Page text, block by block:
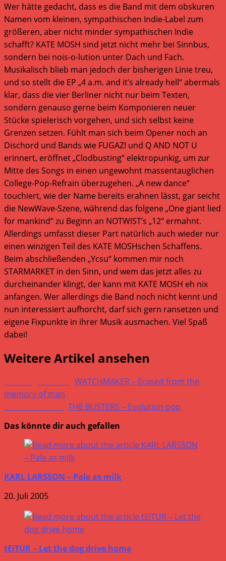
Wer hätte gedacht, dass es die Band mit dem obskuren
Namen vom kleinen, sympathischen Indie-Label zum
größeren, aber nicht minder sympathischen Indie
schafft? KATE MOSH sind jetzt nicht mehr bei Sinnbus,
sondern bei nois-o-lution unter Dach und Fach.
Musikalisch blieb man jedoch der bisherigen Linie treu,
und so stellt die EP „4 a.m. and it’s already hell“ abermals
klar, dass die vier Berliner nicht nur beim Texten,
sondern genauso gerne beim Komponieren neuer
Stücke spielerisch vorgehen, und sich selbst keine
Grenzen setzen. Fühlt man sich beim Opener noch an
Dischord und Bands wie FUGAZI und Q AND NOT U
erinnert, eröffnet „Clodbusting“ elektropunkig, um zur
Mitte des Songs in einen ungewohnt massentauglichen
College-Pop-Refrain überzugehen. „A new dance“
touchiert, wie der Name bereits erahnen lässt, gar seicht
die NewWave-Szene, während das folgene „One giant lied
for mankind“ zu Beginn an NOTWIST’s „12“ ermahnt.
Allerdings umfasst dieser Part natürlich auch wieder nur
einen winzigen Teil des KATE MOSHschen Schaffens.
Beim abschließenden „Ycsu“ kommen mir noch
STARMARKET in den Sinn, und wem das jetzt alles zu
durcheinander klingt, der kann mit KATE MOSH eh nix
anfangen. Wer allerdings die Band noch nicht kennt und
nun interessiert aufhorcht, darf sich gern ransetzen und
eigene Fixpunkte in ihrer Musik ausmachen. Viel Spaß
dabei!
Weitere Artikel ansehen
WATCHMAKER – Erased from the
memory of man
THE BUSTERS – Evolution pop
Das könnte dir auch gefallen
KARL LARSSON – Pale as milk
20. Juli 2005
tEiTUR – Let the dog drive home